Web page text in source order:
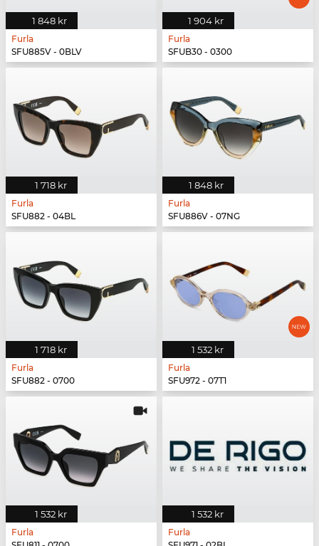
1 848 kr
Furla
SFU885V - 0BLV
1 904 kr
Furla
SFUB30 - 0300
1 718 kr
Furla
SFU882 - 04BL
1 848 kr
Furla
SFU886V - 07NG
1 718 kr
Furla
SFU882 - 0700
1 532 kr
Furla
SFU972 - 07T1
1 532 kr
Furla
1 532 kr
Furla